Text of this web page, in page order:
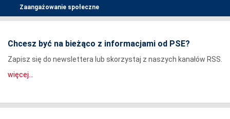
Zaangażowanie społeczne
Chcesz być na bieżąco z informacjami od PSE?
Zapisz się do newslettera lub skorzystaj z naszych kanałów RSS.
więcej...